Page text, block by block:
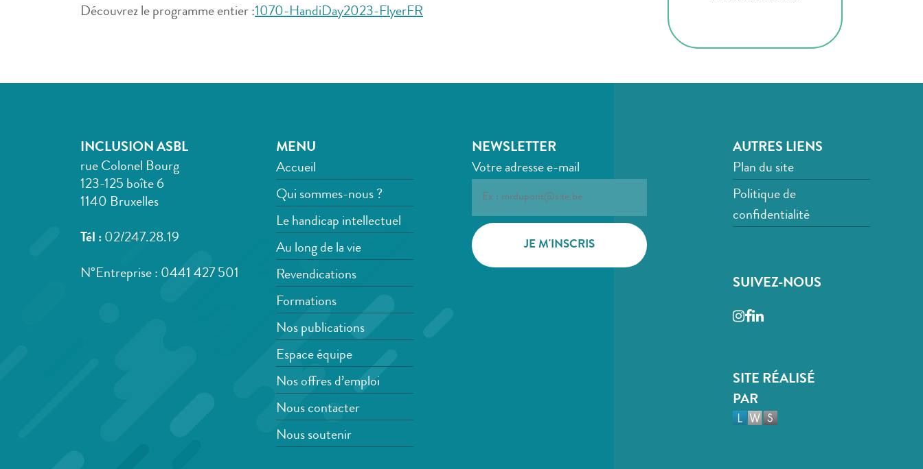
Découvrez le programme entier :1070-HandiDay2023-FlyerFR
INCLUSION ASBL
rue Colonel Bourg
123-125 boîte 6
1140 Bruxelles
Tél : 02/247.28.19
N°Entreprise : 0441 427 501
MENU
Accueil
Qui sommes-nous ?
Le handicap intellectuel
Au long de la vie
Revendications
Formations
Nos publications
Espace équipe
Nos offres d’emploi
Nous contacter
Nous soutenir
NEWSLETTER
Votre adresse e-mail
AUTRES LIENS
Plan du site
Politique de
confidentialité
SUIVEZ-NOUS
Instagram
Facebook
LinkedIn
SITE RÉALISÉ
PAR